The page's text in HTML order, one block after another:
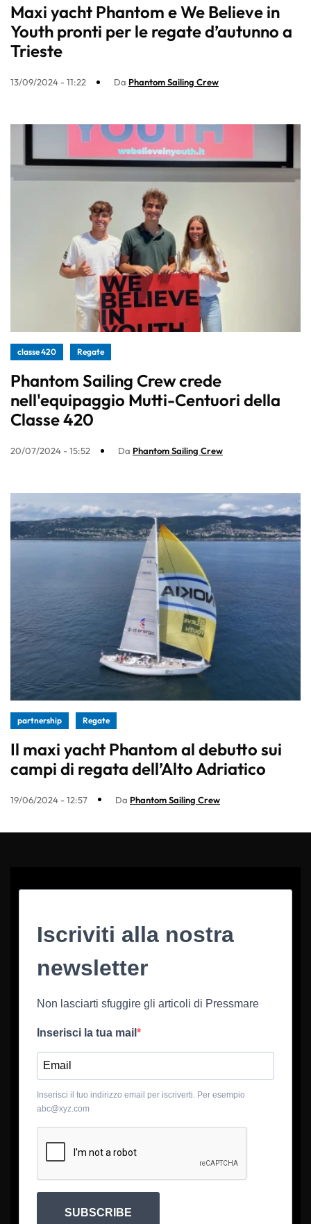
Maxi yacht Phantom e We Believe in
Youth pronti per le regate d’autunno a
Trieste
13/09/2024 - 11:22 Da Phantom Sailing Crew
classe 420 Regate
Phantom Sailing Crew crede
nell'equipaggio Mutti-Centuori della
Classe 420
20/07/2024 - 15:52 Da Phantom Sailing Crew
partnership Regate
Il maxi yacht Phantom al debutto sui
campi di regata dell’Alto Adriatico
19/06/2024 - 12:57 Da Phantom Sailing Crew
Iscriviti alla nostra
newsletter
Non lasciarti sfuggire gli articoli di Pressmare
Inserisci la tua mail
Inserisci il tuo indirizzo email per iscriverti. Per esempio
abc@xyz.com
SUBSCRIBE